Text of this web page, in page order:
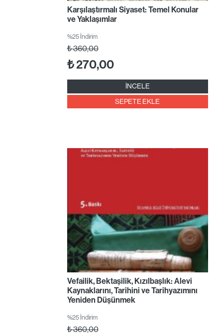
Karşılaştırmalı Siyaset: Temel Konular
ve Yaklaşımlar
%25 İndirim
₺360,00
₺270,00
İNCELE
SEPETE EKLE
Vefailik, Bektaşilik, Kızılbaşlık: Alevi
Kaynaklarını, Tarihini ve Tarihyazımını
Yeniden Düşünmek
%25 İndirim
₺360,00